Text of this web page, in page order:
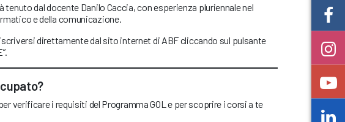
tenuto dal docente Danilo Caccia, con esperienza pluriennale nel
e della comunicazione.
direttamente dal sito internet di ABF cliccando sul pulsante
verificare i requisiti del Programma GOL e per scoprire i corsi a te